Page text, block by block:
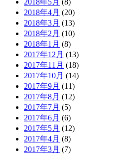
2018年4月 (20)
2018年3月 (13)
2018年2月 (10)
2018年1月 (8)
2017年12月 (13)
2017年11月 (18)
2017年10月 (14)
2017年9月 (11)
2017年8月 (12)
2017年7月 (5)
2017年6月 (6)
2017年5月 (12)
2017年4月 (8)
2017年3月 (7)